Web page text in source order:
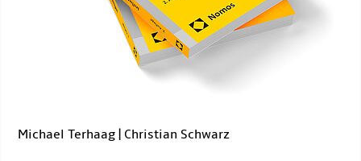
Michael Terhaag | Christian Schwarz